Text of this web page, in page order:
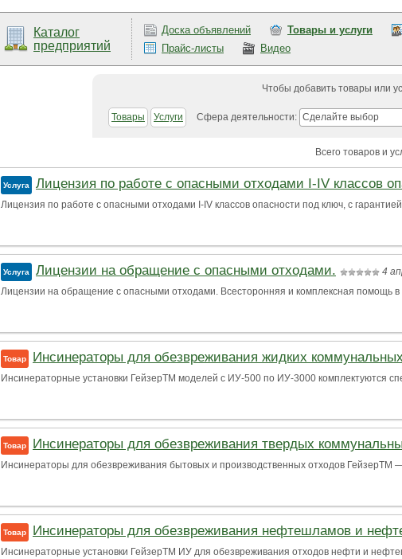
Каталог
предприятий
Доска объявлений Товары и услуги
Прайс-листы
Видео
Чтобы добавить товары или
Товары Услуги Сфера деятельности: Сделайте выбор
Всего товаров и
Услуга Лицензия по работе с опасными отходами I-IV классов
Лицензия по работе с опасными отходами I-IV классов опасности под ключ, с
Услуга Лицензии на обращение с опасными отходами.
4
Лицензии на обращение с опасными отходами. Всесторонняя и комплексная помощь
Товар Инсинераторы для обезвреживания жидких
Инсинераторные установки ГейзерТМ моделей с ИУ-500 по ИУ-3000 комплектуются
Товар Инсинераторы для обезвреживания твердых
Инсинераторы для обезвреживания бытовых и производственных отходов ГейзерТМ
Товар Инсинераторы для обезвреживания нефтешламов и
Инсинераторные установки ГейзерТМ ИУ для обезвреживания отходов нефти и